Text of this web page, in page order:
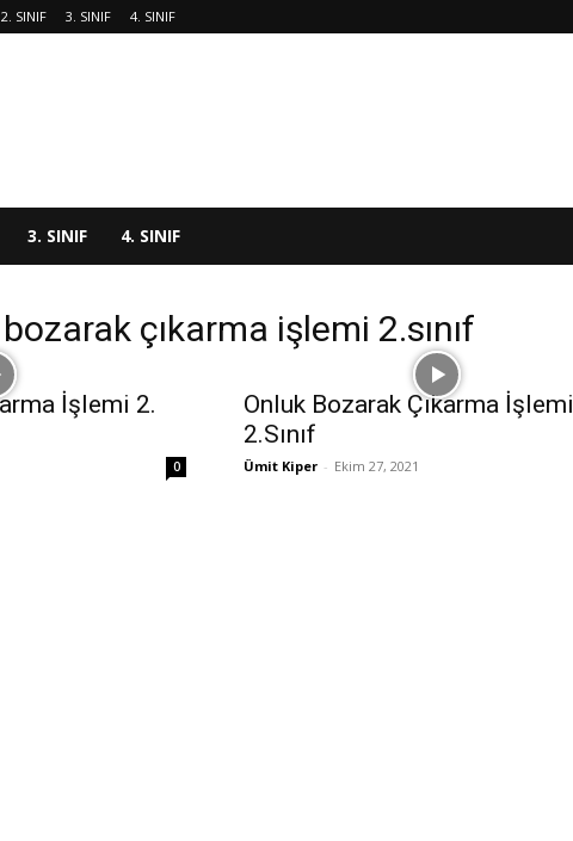
2. SINIF 3. SINIF 4. SINIF
3. SINIF 4. SINIF
çıkarma işlemi 2.sınıf
İşlemi 2.
0
Onluk Bozarak Çıkarma İşlemi
2.Sınıf
Ümit Kiper - Ekim 27, 2021